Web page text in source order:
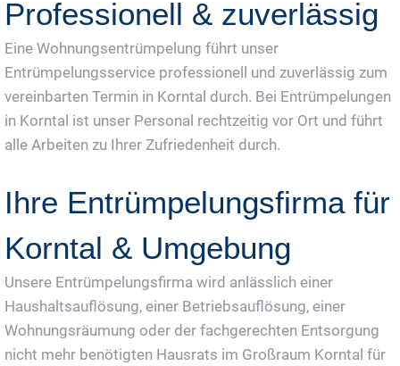
Professionell & zuverlässig
Eine Wohnungsentrümpelung führt unser
Entrümpelungsservice professionell und zuverlässig zum
vereinbarten Termin in Korntal durch. Bei Entrümpelungen
in Korntal ist unser Personal rechtzeitig vor Ort und führt
alle Arbeiten zu Ihrer Zufriedenheit durch.
Ihre Entrümpelungsfirma für
Korntal & Umgebung
Unsere Entrümpelungsfirma wird anlässlich einer
Haushaltsauflösung, einer Betriebsauflösung, einer
Wohnungsräumung oder der fachgerechten Entsorgung
nicht mehr benötigten Hausrats im Großraum Korntal für